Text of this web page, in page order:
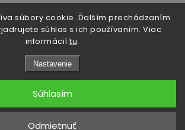
súbory cookie. Ďalším prechádzaním
súhlas s ich používaním. Viac
informácií tu.
Nastavenie
Odmietnuť
Súhlasím
VAPEA.sk. Všetky práva vyhradené.